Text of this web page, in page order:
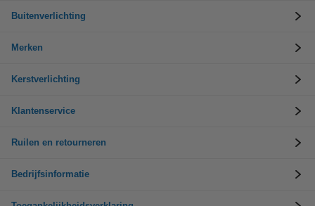
Buitenverlichting
Merken
Kerstverlichting
Klantenservice
Ruilen en retourneren
Bedrijfsinformatie